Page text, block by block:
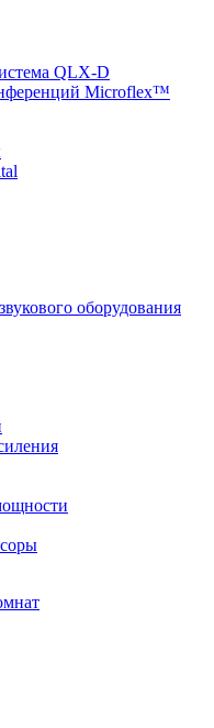
QLX-D
Microflex™
оборудования